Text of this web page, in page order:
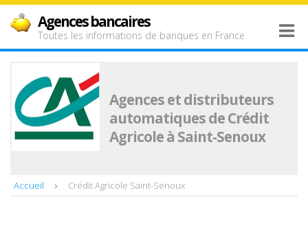
Agences bancaires
Toutes les informations de banques en France
Agences et distributeurs
automatiques de Crédit
Agricole à Saint-Senoux
Accueil Crédit Agricole Saint-Senoux